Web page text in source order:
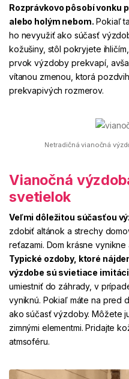
Rozprávkovo pôsobí vonku
alebo holým nebom. Pokiaľ
ho nevyužiť ako súčasť
kožušiny, stôl pokryjete
prvok výzdoby prekvapí,
vítanou zmenou, ktorá
prekvapivých rozmerov.
Netradičná vianočná
Vianočná
svetielok
Veľmi dôležitou súčasťou
zdobiť altánok a strechy
reťazami. Dom krásne
Typické ozdoby, ktoré
výzdobe sú svietiace
umiestniť do záhrady, v
vyniknú. Pokiaľ máte na pred
ako súčasť výzdoby. Môžete
zimnými elementmi. Pridajte
atmsoféru.